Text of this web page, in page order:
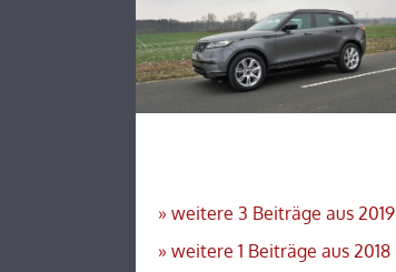
» weitere 3 Beiträge aus 2019
» weitere 1 Beiträge aus 2018